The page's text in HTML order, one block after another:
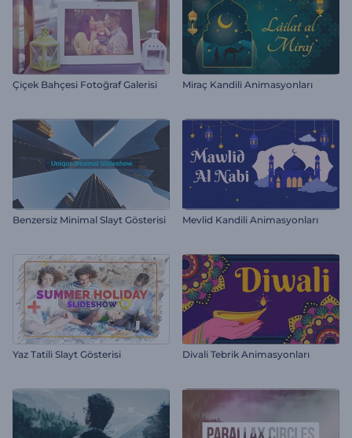
Çiçek Bahçesi Fotoğraf Galerisi Miraç Kandili Animasyonları
Benzersiz Minimal Slayt Gösterisi Mevlid Kandili Animasyonları
Yaz Tatili Slayt Gösterisi Divali Tebrik Animasyonları